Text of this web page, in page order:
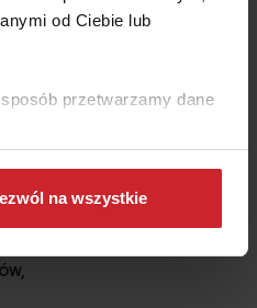
od Ciebie lub
przetwarzamy dane
na wszystkie